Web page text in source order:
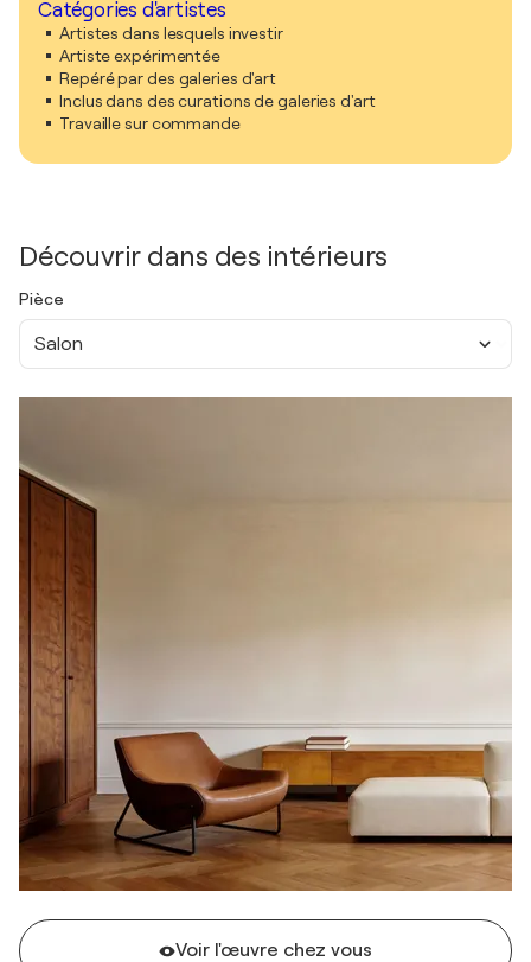
Catégories d'artistes
Artistes dans lesquels investir
Artiste expérimentée
Repéré par des galeries d'art
Inclus dans des curations de galeries d'art
Travaille sur commande
Découvrir dans des intérieurs
Pièce
Salon
Voir l'œuvre chez vous